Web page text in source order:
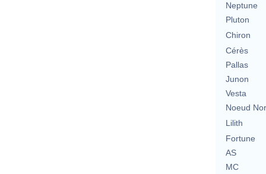
Neptune
Pluton
Chiron
Cérès
Pallas
Junon
Vesta
Noeud
Lilith
Fortune
AS
MC